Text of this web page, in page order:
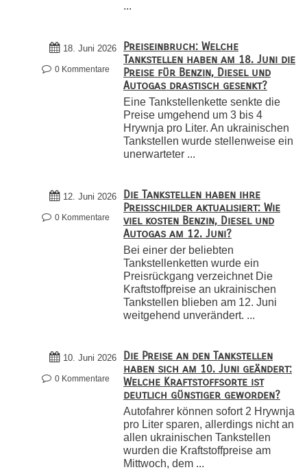
...
18. Juni 2026
0 Kommentare
Preiseinbruch: Welche
Tankstellen haben am 18. Juni die
Preise für Benzin, Diesel und
Autogas drastisch gesenkt?
Eine Tankstellenkette senkte die
Preise umgehend um 3 bis 4
Hrywnja pro Liter. An ukrainischen
Tankstellen wurde stellenweise ein
unerwarteter ...
12. Juni 2026
0 Kommentare
Die Tankstellen haben ihre
Preisschilder aktualisiert: Wie
viel kosten Benzin, Diesel und
Autogas am 12. Juni?
Bei einer der beliebten
Tankstellenketten wurde ein
Preisrückgang verzeichnet Die
Kraftstoffpreise an ukrainischen
Tankstellen blieben am 12. Juni
weitgehend unverändert. ...
10. Juni 2026
0 Kommentare
Die Preise an den Tankstellen
haben sich am 10. Juni geändert:
Welche Kraftstoffsorte ist
deutlich günstiger geworden?
Autofahrer können sofort 2 Hrywnja
pro Liter sparen, allerdings nicht an
allen ukrainischen Tankstellen
wurden die Kraftstoffpreise am
Mittwoch, dem ...